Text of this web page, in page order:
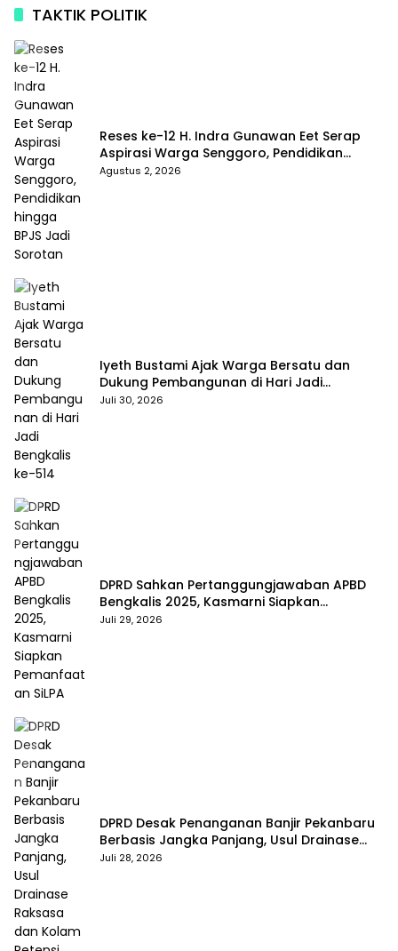
TAKTIK POLITIK
Reses ke-12 H. Indra Gunawan Eet Serap
Aspirasi Warga Senggoro, Pendidikan
hingga BPJS Jadi Sorotan
Agustus 2, 2026
Iyeth Bustami Ajak Warga Bersatu dan
Dukung Pembangunan di Hari Jadi
Bengkalis ke-514
Juli 30, 2026
DPRD Sahkan Pertanggungjawaban APBD
Bengkalis 2025, Kasmarni Siapkan
Pemanfaatan SiLPA
Juli 29, 2026
DPRD Desak Penanganan Banjir Pekanbaru
Berbasis Jangka Panjang, Usul Drainase
Raksasa dan Kolam Retensi
Juli 28, 2026